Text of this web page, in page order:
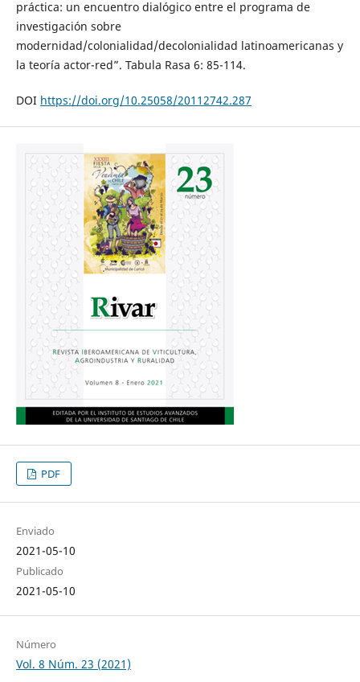
práctica: un encuentro dialógico entre el programa de
investigación sobre
modernidad/colonialidad/decolonialidad latinoamericanas y
la teoría actor-red”. Tabula Rasa 6: 85-114.
DOI https://doi.org/10.25058/20112742.287
PDF
Enviado
2021-05-10
Publicado
2021-05-10
Número
Vol. 8 Núm. 23 (2021)